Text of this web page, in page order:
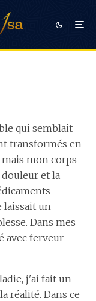
qui semblait
transformés en
mon corps
et la
laissait un
Dans mes
avec ferveur
j'ai fait un
réalité. Dans ce